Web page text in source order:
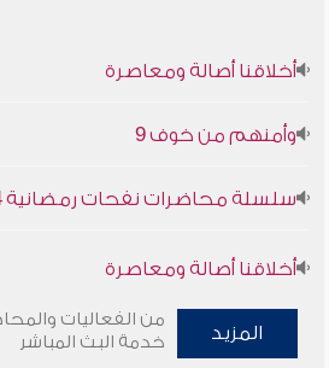
أخلاقنا أصالة ومعاصرة
وأمنهم من خوف 9
سلسلة محاضرات نفحات رمضانية 1444هـ
أخلاقنا أصالة ومعاصرة
وأمنهم من خوف 9
المزيد
من الفعاليات
خدمة البث المباشر